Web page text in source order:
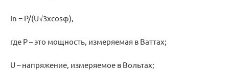
In = P/(U√3xcosφ),
где Р – это мощность, измеряемая в Ваттах;
U – напряжение, измеряемое в Вольтах;